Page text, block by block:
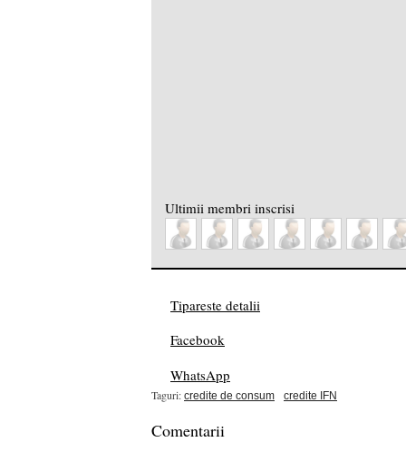
Ultimii membri inscrisi
Tipareste detalii
Facebook
WhatsApp
Taguri: credite de consum credite IFN
Comentarii